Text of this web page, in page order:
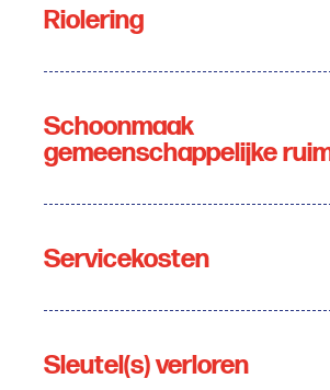
Riolering
Schoonmaak
gemeenschappelijke
Servicekosten
Sleutel(s) verloren